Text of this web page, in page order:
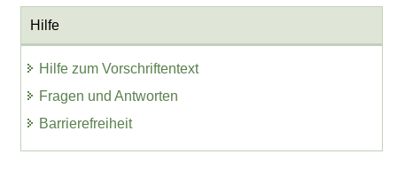
Hilfe
Hilfe zum Vorschriftentext
Fragen und Antworten
Barrierefreiheit